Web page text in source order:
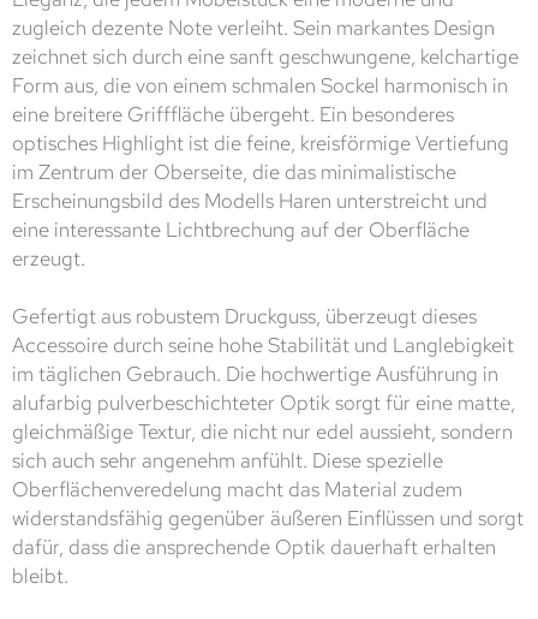
zugleich dezente Note verleiht. Sein markantes Design
zeichnet sich durch eine sanft geschwungene, kelchartige
Form aus, die von einem schmalen Sockel harmonisch in
eine breitere Grifffläche übergeht. Ein besonderes
optisches Highlight ist die feine, kreisförmige Vertiefung
im Zentrum der Oberseite, die das minimalistische
Erscheinungsbild des Modells Haren unterstreicht und
eine interessante Lichtbrechung auf der Oberfläche
erzeugt.
Gefertigt aus robustem Druckguss, überzeugt dieses
Accessoire durch seine hohe Stabilität und Langlebigkeit
im täglichen Gebrauch. Die hochwertige Ausführung in
alufarbig pulverbeschichteter Optik sorgt für eine matte,
gleichmäßige Textur, die nicht nur edel aussieht, sondern
sich auch sehr angenehm anfühlt. Diese spezielle
Oberflächenveredelung macht das Material zudem
widerstandsfähig gegenüber äußeren Einflüssen und sorgt
dafür, dass die ansprechende Optik dauerhaft erhalten
bleibt.